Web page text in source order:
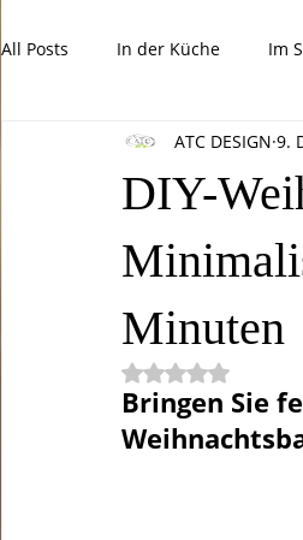
All Posts In der Küche Im
Tolle Kinderprojekte
DIY-
Minuten
ATC DESIGN 9.
Mit NaN von 5
Bringen Sie